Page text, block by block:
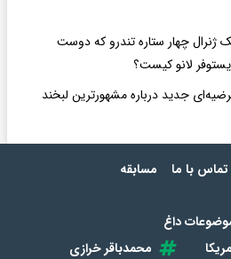
ژنرال چهار ستاره تندرو که دوست
لانو کیست؟
فرضیه‌ای جدید درباره مشهورترین لبخند
تماس با ما مسابقه
داغ
محمدباقر خرازی